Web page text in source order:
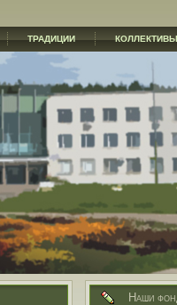
ТРАДИЦИИ КОЛЛЕКТИВЫ
Наши